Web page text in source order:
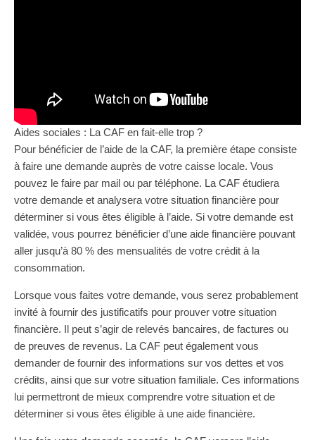
Aides sociales : La CAF en fait-elle trop ?
Pour bénéficier de l’aide de la CAF, la première étape consiste
à faire une demande auprès de votre caisse locale. Vous
pouvez le faire par mail ou par téléphone. La CAF étudiera
votre demande et analysera votre situation financière pour
déterminer si vous êtes éligible à l’aide. Si votre demande est
validée, vous pourrez bénéficier d’une aide financière pouvant
aller jusqu’à 80 % des mensualités de votre crédit à la
consommation.
Lorsque vous faites votre demande, vous serez probablement
invité à fournir des justificatifs pour prouver votre situation
financière. Il peut s’agir de relevés bancaires, de factures ou
de preuves de revenus. La CAF peut également vous
demander de fournir des informations sur vos dettes et vos
crédits, ainsi que sur votre situation familiale. Ces informations
lui permettront de mieux comprendre votre situation et de
déterminer si vous êtes éligible à une aide financière.